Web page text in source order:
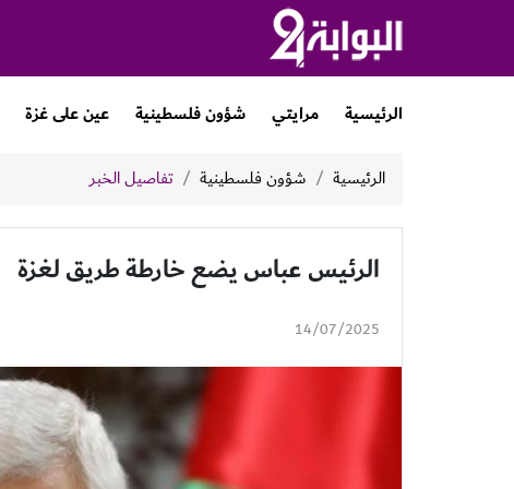
الرئيسية مرايتي شؤون فلسطينية عين على غزة
الرئيسية شؤون فلسطينية تفاصيل الخبر
الرئيس عباس يضع خارطة طريق لغزة
14/07/2025